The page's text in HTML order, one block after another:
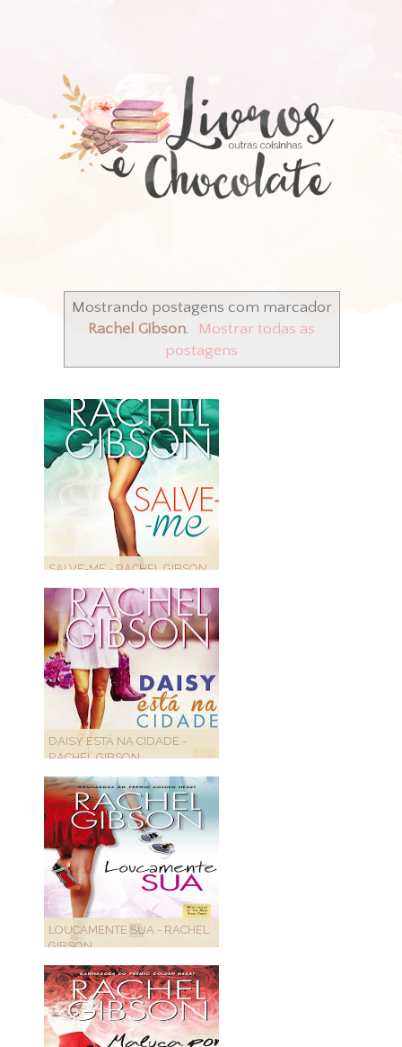
Mostrando postagens com marcador
Rachel Gibson.
Mostrar todas as
postagens
SALVE-ME - RACHEL GIBSON
DAISY ESTÁ NA CIDADE -
RACHEL GIBSON
LOUCAMENTE SUA - RACHEL
GIBSON